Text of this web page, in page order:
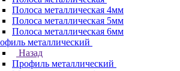
Полоса металлическая 4мм
Полоса металлическая 5мм
Полоса металлическая 6мм
металлический
Назад
Профиль металлический